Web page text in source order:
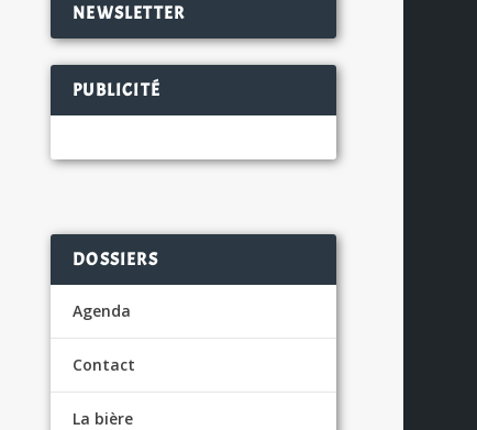
NEWSLETTER
PUBLICITÉ
DOSSIERS
Agenda
Contact
La bière